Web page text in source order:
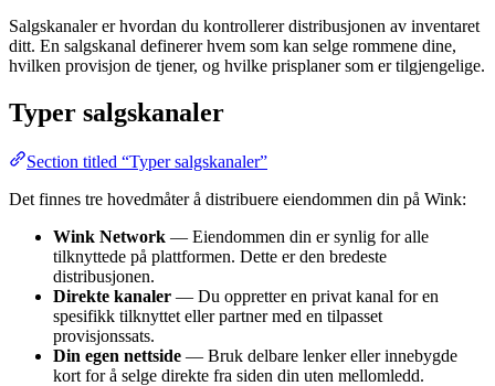
Salgskanaler er hvordan du kontrollerer distribusjonen av inventaret
ditt. En salgskanal definerer hvem som kan selge rommene dine,
hvilken provisjon de tjener, og hvilke prisplaner som er tilgjengelige.
Typer salgskanaler
Section titled “Typer salgskanaler”
Det finnes tre hovedmåter å distribuere eiendommen din på Wink:
Wink Network — Eiendommen din er synlig for alle
tilknyttede på plattformen. Dette er den bredeste
distribusjonen.
Direkte kanaler — Du oppretter en privat kanal for en
spesifikk tilknyttet eller partner med en tilpasset
provisjonssats.
Din egen nettside — Bruk delbare lenker eller innebygde
kort for å selge direkte fra siden din uten mellomledd.